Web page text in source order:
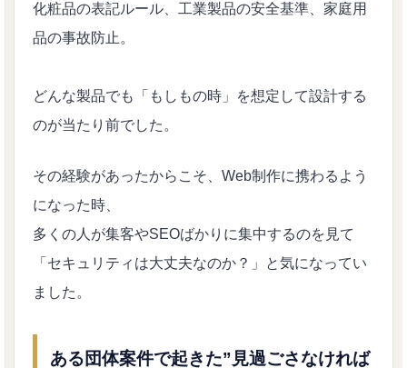
化粧品の表記ルール、工業製品の安全基準、家庭用
品の事故防止。
どんな製品でも「もしもの時」を想定して設計する
のが当たり前でした。
その経験があったからこそ、Web制作に携わるよう
になった時、
多くの人が集客やSEOばかりに集中するのを見て
「セキュリティは大丈夫なのか？」と気になってい
ました。
ある団体案件で起きた”見過ごさなければ